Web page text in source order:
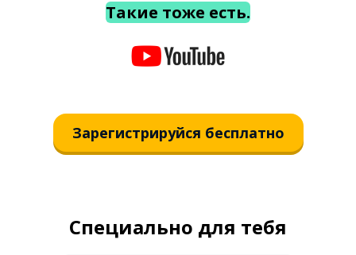
Такие тоже есть.
Зарегистрируйся бесплатно
Специально для тебя